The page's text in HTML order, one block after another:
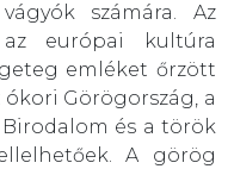
számára. Az
európai kultúra
emléket őrzött
ókori Görögország, a
és a török
A görög